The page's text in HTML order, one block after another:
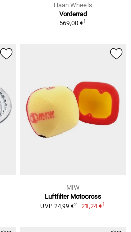
Haan Wheels
Vorderrad
569,00 €1
MIW
Luftfilter Motocross
UVP 24,99 €2 21,24 €1